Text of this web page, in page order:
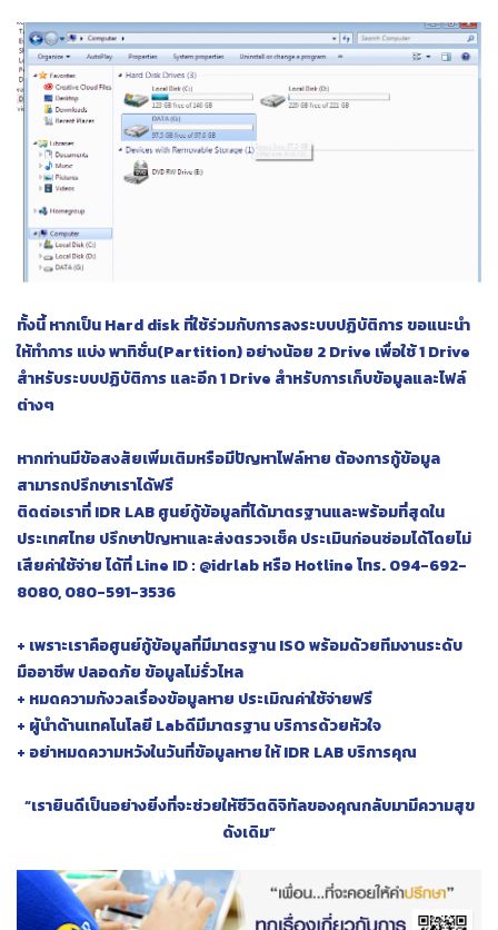
ทั้งนี้ หากเป็น Hard disk ที่ใช้ร่วมกับการลงระบบปฏิบัติการ ขอแนะนำ
ให้ทำการ แบ่ง พาทิชั่น(Partition) อย่างน้อย 2 Drive เพื่อใช้ 1 Drive
สำหรับระบบปฏิบัติการ และอีก 1 Drive สำหรับการเก็บข้อมูลและไฟล์
ต่างๆ
หากท่านมีข้อสงสัยเพิ่มเติมหรือมีปัญหาไฟล์หาย ต้องการกู้ข้อมูล
สามารถปรึกษาเราได้ฟรี
ติดต่อเราที่ IDR LAB ศูนย์กู้ข้อมูลที่ได้มาตรฐานและพร้อมที่สุดใน
ประเทศไทย ปรึกษาปัญหาและส่งตรวจเช็ค ประเมินก่อนซ่อมได้โดยไม่
เสียค่าใช้จ่าย ได้ที่ Line ID : @idrlab หรือ Hotline โทร. 094-692-
8080, 080-591-3536
+ เพราะเราคือศูนย์กู้ข้อมูลที่มีมาตรฐาน ISO พร้อมด้วยทีมงานระดับ
มืออาชีพ ปลอดภัย ข้อมูลไม่รั่วไหล
+ หมดความกังวลเรื่องข้อมูลหาย ประเมิณค่าใช้จ่ายฟรี
+ ผู้นำด้านเทคโนโลยี Labดีมีมาตรฐาน บริการด้วยหัวใจ
+ อย่าหมดความหวังในวันที่ข้อมูลหาย ให้ IDR LAB บริการคุณ
“เรายินดีเป็นอย่างยิ่งที่จะช่วยให้ชีวิตดิจิทัลของคุณกลับมามีความสุข
ดังเดิม”